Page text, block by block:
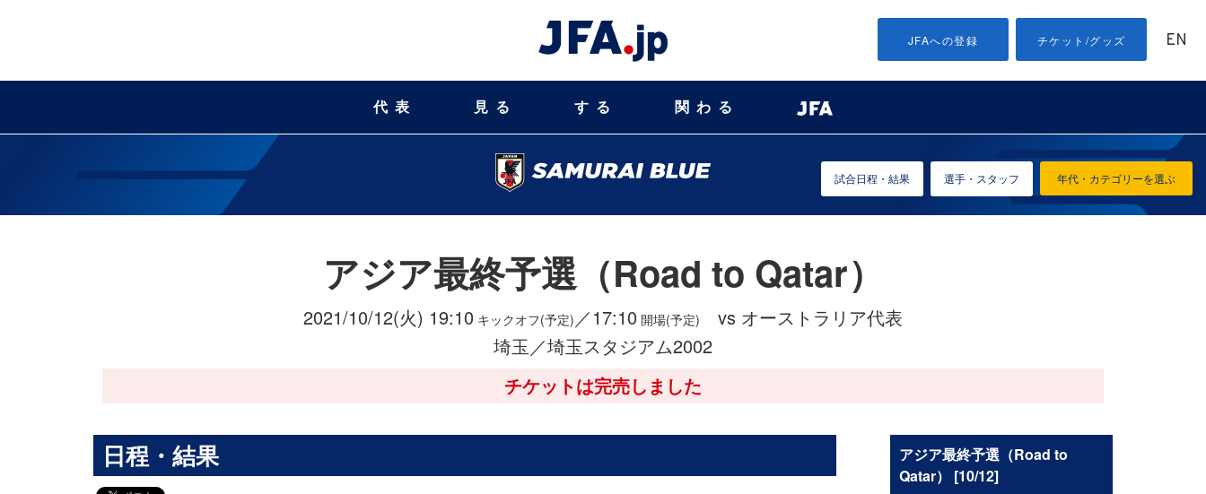
JFAへの登録 チケット/グッズ EN
代表 見る する 関わる
年代・カテゴリーを選ぶ
試合日程・結果 選手・スタッフ
アジア最終予選（Road to Qatar）
2021/10/12(火) 19:10 キックオフ(予定) ／17:10 開場(予定)
vs オーストラリア代表
埼玉／埼玉スタジアム2002
チケットは完売しました
日程・結果
アジア最終予選（Road to
Qatar） [10/12]